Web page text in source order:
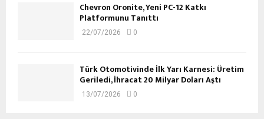
Chevron Oronite, Yeni PC-12 Katkı
Platformunu Tanıttı
22/07/2026 0
Türk Otomotivinde İlk Yarı Karnesi: Üretim
Geriledi, İhracat 20 Milyar Doları Aştı
13/07/2026 0